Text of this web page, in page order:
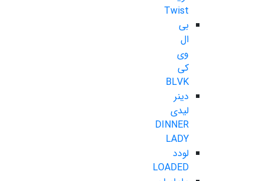
Twist
بی
ال
وی
کی
BLVK
دینر
لیدی
DINNER
LADY
لودد
LOADED